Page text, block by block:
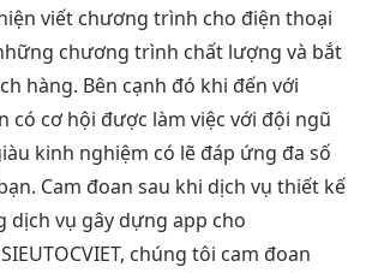
viết chương trình cho điện thoại
chương trình chất lượng và bắt
hàng. Bên cạnh đó khi đến với
có cơ hội được làm việc với đội ngũ
kinh nghiệm có lẽ đáp ứng đa số
Cam đoan sau khi dịch vụ thiết kế
dịch vụ gây dựng app cho
chúng tôi cam đoan